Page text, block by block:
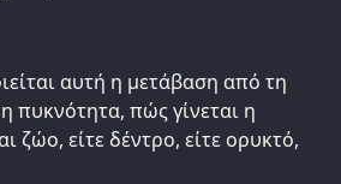
αυτή η μετάβαση από τη
πυκνότητα, πώς γίνεται η
ζώο, είτε δέντρο, είτε ορυκτό,